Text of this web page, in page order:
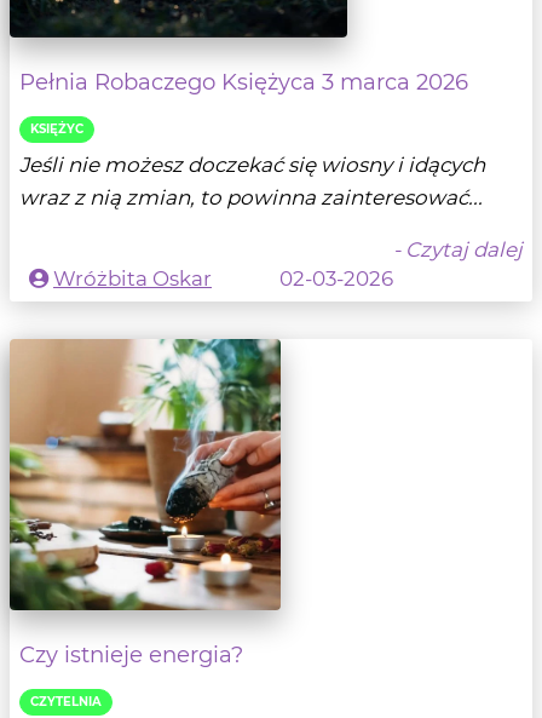
Pełnia Robaczego Księżyca 3 marca 2026
KSIĘŻYC
Jeśli nie możesz doczekać się wiosny i idących
wraz z nią zmian, to powinna zainteresować...
- Czytaj dalej
Wróżbita Oskar
02-03-2026
Czy istnieje energia?
CZYTELNIA